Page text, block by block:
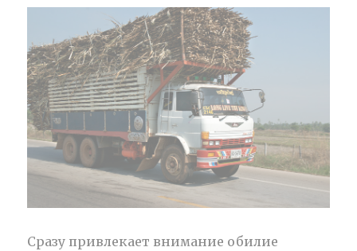
Сразу привлекает внимание обилие